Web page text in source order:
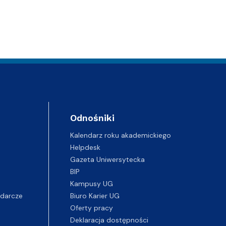
Odnośniki
Kalendarz roku akademickiego
Helpdesk
Gazeta Uniwersytecka
BIP
Kampusy UG
Biuro Karier UG
Oferty pracy
Deklaracja dostępności